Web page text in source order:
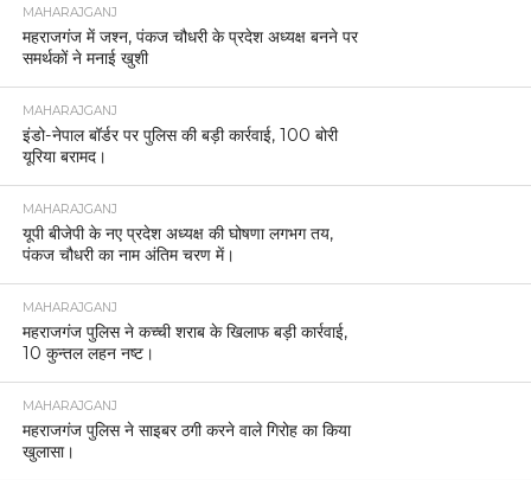
MAHARAJGANJ
महराजगंज में जश्न, पंकज चौधरी के प्रदेश अध्यक्ष बनने पर
समर्थकों ने मनाई खुशी
MAHARAJGANJ
इंडो-नेपाल बॉर्डर पर पुलिस की बड़ी कार्रवाई, 100 बोरी
यूरिया बरामद।
MAHARAJGANJ
यूपी बीजेपी के नए प्रदेश अध्यक्ष की घोषणा लगभग तय,
पंकज चौधरी का नाम अंतिम चरण में।
MAHARAJGANJ
महराजगंज पुलिस ने कच्ची शराब के खिलाफ बड़ी कार्रवाई,
10 कुन्तल लहन नष्ट।
MAHARAJGANJ
महराजगंज पुलिस ने साइबर ठगी करने वाले गिरोह का किया
खुलासा।